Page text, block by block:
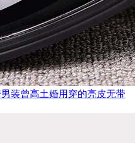
装曾高土婚用穿的亮皮无带